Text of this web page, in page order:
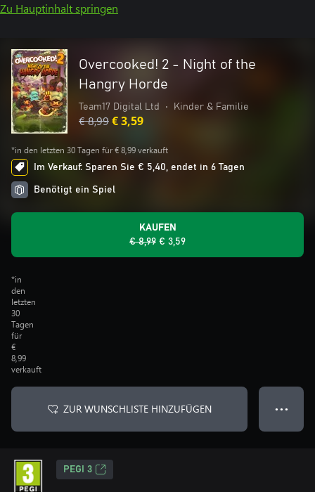
Zu Hauptinhalt springen
Overcooked! 2 - Night of the
Hangry Horde
Team17 Digital Ltd • Kinder & Familie
€ 8,99€ 3,59
*in den letzten 30 Tagen für € 8,99 verkauft
Im Verkauf: Sparen Sie € 5,40, endet in 6 Tagen
Benötigt ein Spiel
KAUFEN
€ 8,99 € 3,59
*in
den
letzten
30
Tagen
für
€
8,99
verkauft
ZUR WUNSCHLISTE HINZUFÜGEN ● ● ●
PEGI 3